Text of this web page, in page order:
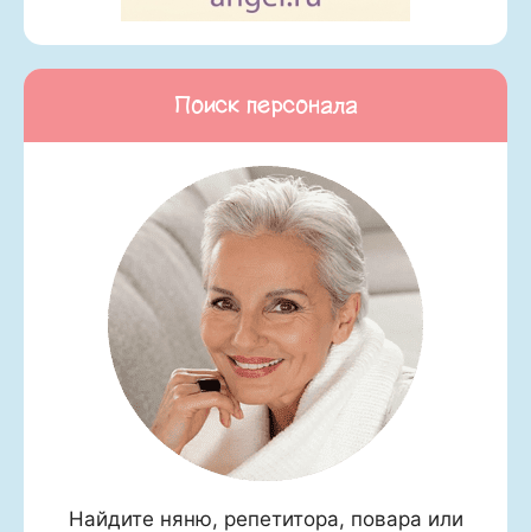
Поиск персонала
Найдите няню, репетитора, повара или